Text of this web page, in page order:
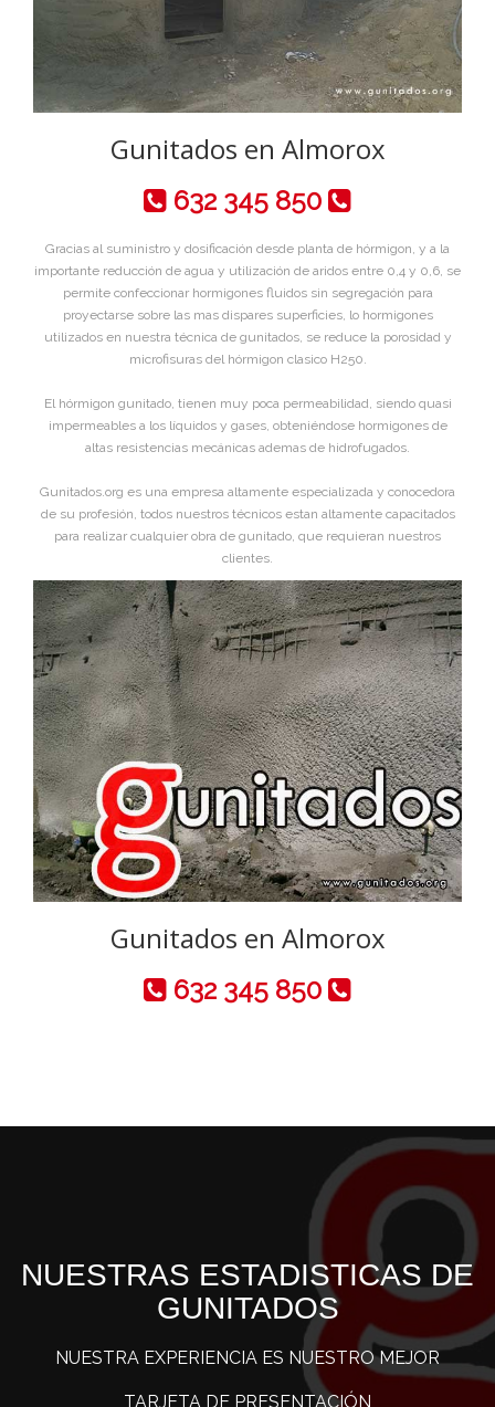
Gunitados en Almorox
632 345 850
Gracias al suministro y dosificación desde planta de hórmigon, y a la
importante reducción de agua y utilización de aridos entre 0,4 y 0,6, se
permite confeccionar hormigones fluidos sin segregación para
proyectarse sobre las mas dispares superficies, lo hormigones
utilizados en nuestra técnica de gunitados, se reduce la porosidad y
microfisuras del hórmigon clasico H250.
El hórmigon gunitado, tienen muy poca permeabilidad, siendo quasi
impermeables a los líquidos y gases, obteniéndose hormigones de
altas resistencias mecánicas ademas de hidrofugados.
Gunitados.org es una empresa altamente especializada y conocedora
de su profesión, todos nuestros técnicos estan altamente capacitados
para realizar cualquier obra de gunitado, que requieran nuestros
clientes.
Gunitados en Almorox
632 345 850
NUESTRAS ESTADISTICAS DE
GUNITADOS
NUESTRA EXPERIENCIA ES NUESTRO MEJOR
TARJETA DE PRESENTACIÓN